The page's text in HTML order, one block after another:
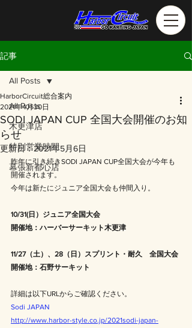
記事
All Posts
木更津店
特別営業時間
幕張新都心店
All Posts
SODI JAPAN CUP 全国大会開催のお知
らせ
HarborCircuit総合案内
2021年4月30日
更新日：2021年5月6日
昨年に引き続きSODI JAPAN CUP全国大会が今年も
開催されます。
今年は新たにジュニア全国大会も仲間入り。
10/31(日）ジュニア全国大会
開催地：ハーバーサーキット木更津
11/27（土）、28（日）スプリント・耐久　全国大会
開催地：石野サーキット
詳細は以下URLからご確認ください。
Sodi JAPAN
http://www.harbor-style.co.jp/2021sodi-japan-